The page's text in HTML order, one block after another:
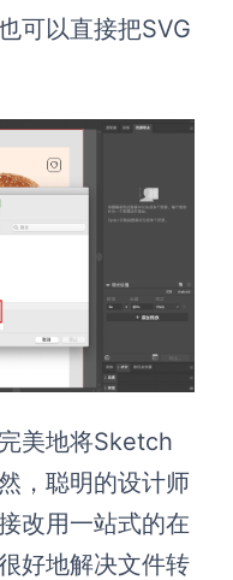
可以直接把SVG
美地将Sketch
，聪明的设计师
改用一站式的在
好地解决文件转